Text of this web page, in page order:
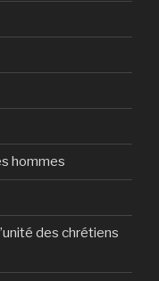
hommes
des chrétiens